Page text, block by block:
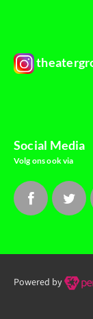
Social Media
Volg ons ook via
Powered by